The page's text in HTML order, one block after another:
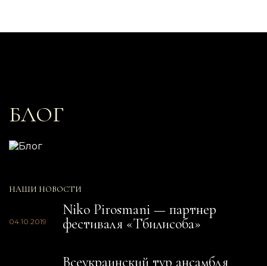
БЛОГ
НАШИ НОВОСТИ
04.10.2019
Niko Pirosmani — партнер
фестиваля «Тбилисоба»
Всеукраинский тур ансамбля